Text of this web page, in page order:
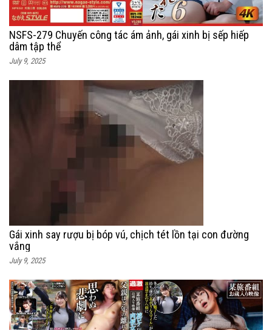
NSFS-279 Chuyến công tác ám ảnh, gái xinh bị sếp hiếp
dâm tập thể
July 9, 2025
Gái xinh say rượu bị bóp vú, chịch tét lồn tại con đường
vắng
July 9, 2025